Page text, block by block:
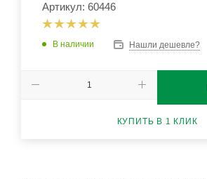
Артикул: 60446
В наличии Нашли дешевле?
КУПИТЬ В 1 КЛИК